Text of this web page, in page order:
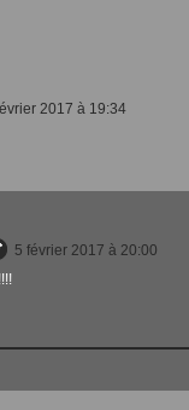
2017 à 19:34
5 février 2017 à 20:00